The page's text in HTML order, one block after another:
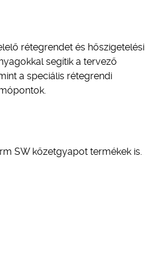
rétegrendet és hőszigetelési
segítik a tervező
a speciális rétegrendi
SW kőzetgyapot termékek is.